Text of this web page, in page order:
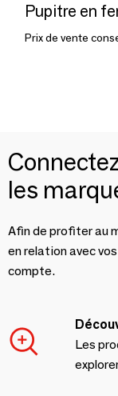
Pupitre en
Prix de vente
les
Afin de profiter au
en relation avec
compte.
Les